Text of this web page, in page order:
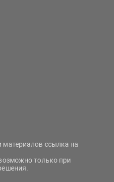
ссылка на
только при